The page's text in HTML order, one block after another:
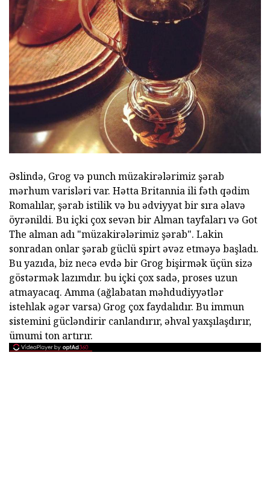
Əslində, Grog və punch müzakirələrimiz şərab
mərhum varisləri var. Hətta Britannia ili fəth qədim
Romalılar, şərab istilik və bu ədviyyat bir sıra əlavə
öyrənildi. Bu içki çox sevən bir Alman tayfaları və Got
The alman adı "müzakirələrimiz şərab". Lakin
sonradan onlar şərab güclü spirt əvəz etməyə başladı.
Bu yazıda, biz necə evdə bir Grog bişirmək üçün sizə
göstərmək lazımdır. bu içki çox sadə, proses uzun
atmayacaq. Amma (ağlabatan məhdudiyyətlər
istehlak əgər varsa) Grog çox faydalıdır. Bu immun
sistemini gücləndirir canlandırır, əhval yaxşılaşdırır,
ümumi ton artırır.